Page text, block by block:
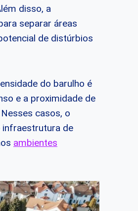
disso, a
separar áreas
de distúrbios
do barulho é
e a proximidade de
casos, o
infraestrutura de
ambientes